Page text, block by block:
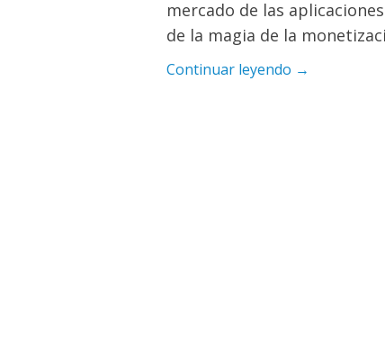
mercado de las
de la magia de la
Continuar leyendo →